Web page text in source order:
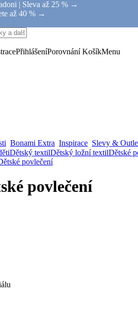
| Sleva až 25 % →
až 40 % →
PřihlášeníPorovnání KošíkMenu
Bonami Extra Inspirace Slevy &
Dětský textilDětský ložní textilDětské
povlečení
povlečení